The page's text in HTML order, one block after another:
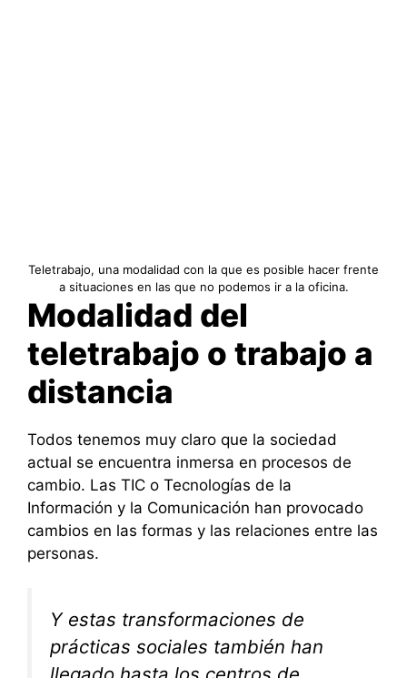
Teletrabajo, una modalidad con la que es posible hacer frente
a situaciones en las que no podemos ir a la oficina.
Modalidad del
teletrabajo o trabajo a
distancia
Todos tenemos muy claro que la sociedad
actual se encuentra inmersa en procesos de
cambio. Las TIC o Tecnologías de la
Información y la Comunicación han provocado
cambios en las formas y las relaciones entre las
personas.
Y estas transformaciones de
prácticas sociales también han